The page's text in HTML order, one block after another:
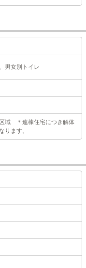
男女別トイレ
域 ＊連棟住宅につき解体
ります。